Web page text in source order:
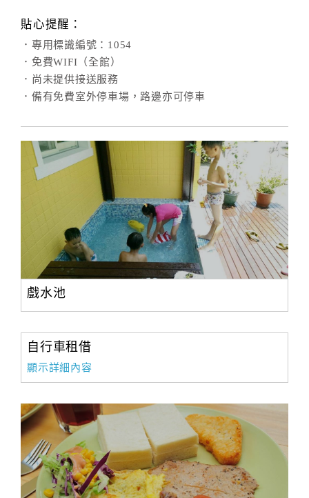
貼心提醒：
．專用標識編號：1054
．免費WIFI（全館）
．尚未提供接送服務
．備有免費室外停車場，路邊亦可停車
戲水池
自行車租借
顯示詳細內容